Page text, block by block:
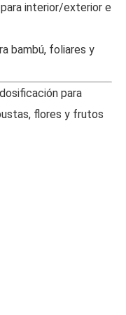
interior/exterior e
bambú, foliares y
para
flores y frutos